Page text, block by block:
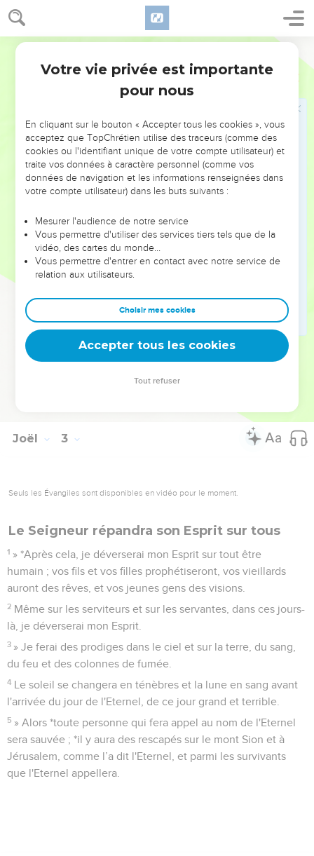
2
infection se propagera, sa puanteur s'élèvera dans les airs,
parce qu'il a fait de grandes choses.
» Terre, n’aie pas peur, sois dans l'allégresse et réjouis-toi,
Bêtes sauvages, n’ayez pas peur, car les plaines du désert
reverdiront, les arbres porteront leurs fruits, le figuier et la
Et vous, habitants de Sion, soyez dans l'allégresse et
réjouissez-vous en l'Eternel, votre Dieu, car il vous donnera
la pluie au moment voulu, il vous enverra les premières et
les dernières pluies, comme par le passé.
vin nouveau et d'huile.
» Je vous remplacerai les années qu'ont dévorées la
sauterelle, le grillon, le criquet et la chenille, ma grande
armée que j'avais envoyée contre vous.
Vous mangerez et vous vous rassasierez, vous célébrerez
le nom de l'Eternel, votre Dieu, qui aura fait pour vous des
prodiges ; et mon peuple ne sera plus jamais dans la honte.
Vous saurez que je suis au milieu d'Israël, que je suis
Joël 3
Seuls les Évangiles sont disponibles en vidéo pour le moment.
Le Seigneur répandra son Esprit sur tous
1 » *Après cela, je déverserai mon Esprit sur tout être
humain ; vos fils et vos filles prophétiseront, vos vieillards
auront des rêves, et vos jeunes gens des visions.
2 Même sur les serviteurs et sur les servantes, dans ces jours-
là, je déverserai mon Esprit.
3 » Je ferai des prodiges dans le ciel et sur la terre, du sang,
du feu et des colonnes de fumée.
4 Le soleil se changera en ténèbres et la lune en sang avant
l'arrivée du jour de l'Eternel, de ce jour grand et terrible.
5 » Alors *toute personne qui fera appel au nom de l'Eternel
sera sauvée ; *il y aura des rescapés sur le mont Sion et à
Jérusalem, comme l’a dit l'Eternel, et parmi les survivants
que l'Eternel appellera.
Votre vie privée est importante
pour nous
En cliquant sur le bouton « Accepter tous les cookies », vous
acceptez que TopChrétien utilise des traceurs (comme des
cookies ou l'identifiant unique de votre compte utilisateur) et
traite vos données à caractère personnel (comme vos
données de navigation et les informations renseignées dans
votre compte utilisateur) dans les buts suivants :
Mesurer l'audience de notre service
Vous permettre d'utiliser des services tiers tels que de la
vidéo, des cartes du monde…
Vous permettre d'entrer en contact avec notre service de
relation aux utilisateurs.
Choisir mes cookies
Accepter tous les cookies
Tout refuser